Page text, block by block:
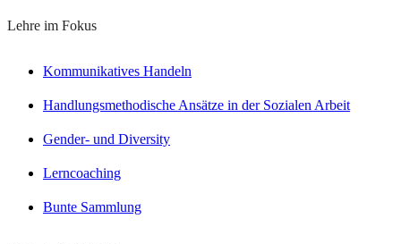
Lehre im Fokus
Kommunikatives Handeln
Handlungsmethodische Ansätze in der Sozialen Arbeit
Gender- und Diversity
Lerncoaching
Bunte Sammlung